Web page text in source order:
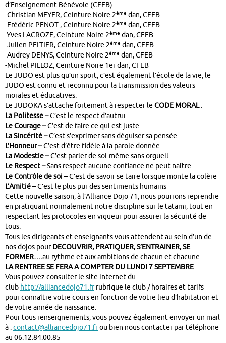
d’Enseignement Bénévole (CFEB)
-Christian MEYER, Ceinture Noire 2ème dan, CFEB
-Frédéric PENOT , Ceinture Noire 2ème dan, CFEB
-Yves LACROZE, Ceinture Noire 2ème dan, CFEB
-Julien PELTIER, Ceinture Noire 2ème dan, CFEB
-Audrey DENYS, Ceinture Noire 2ème dan, CFEB
-Michel PILLOZ, Ceinture Noire 1er dan, CFEB
Le JUDO est plus qu’un sport, c’est également l’école de la vie, le
JUDO est connu et reconnu pour la transmission des valeurs
morales et éducatives.
Le JUDOKA s’attache fortement à respecter le CODE MORAL:
La Politesse –C’est le respect d’autrui
Le Courage –C’est de faire ce qui est juste
La Sincérité –C’est s’exprimer sans déguiser sa pensée
L’Honneur –C’est d’être fidèle à la parole donnée
La Modestie –C’est parler de soi-même sans orgueil
Le Respect –Sans respect aucune confiance ne peut naître
Le Contrôle de soi –C’est de savoir se taire lorsque monte la colère
L’Amitié –C’est le plus pur des sentiments humains
Cette nouvelle saison, à l’Alliance Dojo 71, nous pourrons reprendre
en pratiquant normalement notre discipline sur le tatami, tout en
respectant les protocoles en vigueur pour assurer la sécurité de
tous.
Tous les dirigeants et enseignants vous attendent au sein d’un de
nos dojos pourDECOUVRIR, PRATIQUER, S’ENTRAINER, SE
FORMER….au rythme et aux ambitions de chacun et chacune.
LA RENTREE SE FERA A COMPTER DU LUNDI 7 SEPTEMBRE
Vous pouvez consulter le site internet du
club http://alliancedojo71.frrubrique le club / horaires et tarifs
pour connaître votre cours en fonction de votre lieu d’habitation et
de votre année de naissance.
Pour tous renseignements, vous pouvez également envoyer un mail
à :contact@alliancedojo71.frou bien nous contacter par téléphone
au 06.12.84.00.85